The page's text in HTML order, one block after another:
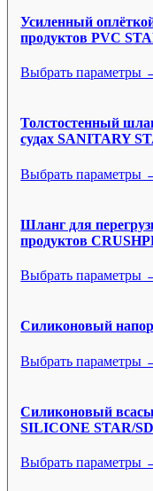
Усиленный
продуктов PVC
Выбрать параметры
Толстостенный
судах SANITARY
Выбрать параметры
Шланг для
продуктов
Выбрать параметры
Силиконовый
Выбрать параметры
Силиконовый
SILICONE STAR/SD
Выбрать параметры